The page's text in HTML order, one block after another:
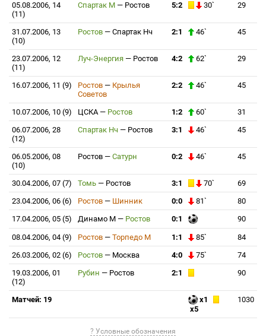
05.08.2006, 14
(11)
Спартак М — Ростов 5:2 30` 29
31.07.2006, 13
(10)
Ростов — Спартак Нч 2:1 46` 45
23.07.2006, 12
(11)
Луч-Энергия — Ростов 4:2 62` 29
16.07.2006, 11 (9) Ростов — Крылья
Советов
2:2 46` 45
10.07.2006, 10 (9) ЦСКА — Ростов 1:2 60`
31
06.07.2006, 28
(12)
Спартак Нч — Ростов 3:1 46` 45
06.05.2006, 08
(10)
Ростов — Сатурн 0:2 46` 45
30.04.2006, 07 (7) Томь — Ростов 3:1 70`
69
23.04.2006, 06 (6)
Ростов — Шинник 0:0 81`
80
17.04.2006, 05 (5)
Динамо М — Ростов 0:1 90
08.04.2006, 04 (9) Ростов — Торпедо М 1:1 85`
84
26.03.2006, 02 (6)
Ростов — Москва 4:0 75`
74
19.03.2006, 01
(12)
Рубин — Ростов 2:1 90
Матчей: 19
x1
x5
1030
? Условные обозначения